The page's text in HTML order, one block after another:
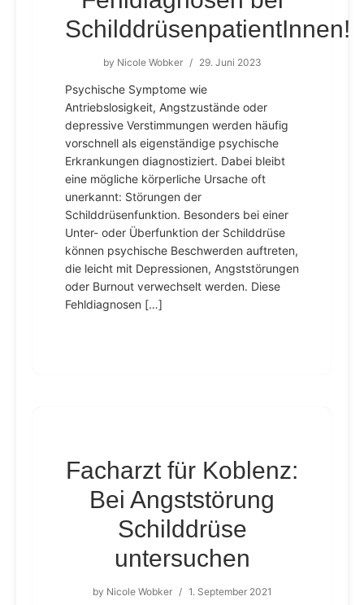
SchilddrüsenpatientInnen!
by Nicole Wobker / 29. Juni 2023
Psychische Symptome wie
Antriebslosigkeit, Angstzustände oder
depressive Verstimmungen werden häufig
vorschnell als eigenständige psychische
Erkrankungen diagnostiziert. Dabei bleibt
eine mögliche körperliche Ursache oft
unerkannt: Störungen der
Schilddrüsenfunktion. Besonders bei einer
Unter- oder Überfunktion der Schilddrüse
können psychische Beschwerden auftreten,
die leicht mit Depressionen, Angststörungen
oder Burnout verwechselt werden. Diese
Fehldiagnosen […]
Facharzt für Koblenz:
Bei Angststörung
Schilddrüse
untersuchen
by Nicole Wobker / 1. September 2021